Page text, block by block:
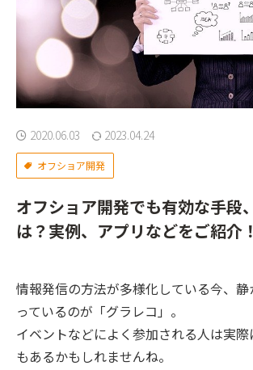
2020.06.03 2023.04.24
オフショア開発
オフショア開発でも有効な手段
は？実例、アプリなどをご紹介！
情報発信の方法が多様化している今、
っているのが「グラレコ」。
イベントなどによく参加される人は実際
もあるかもしれませんね。